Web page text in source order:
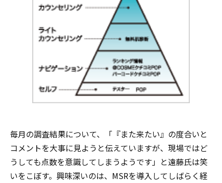
毎月の調査結果について、「『また来たい』の度合いと
コメントを大事に見ようと伝えていますが、現場ではど
うしても点数を意識してしまうようです」と遠藤氏は笑
いをこぼす。興味深いのは、MSRを導入してしばらく経